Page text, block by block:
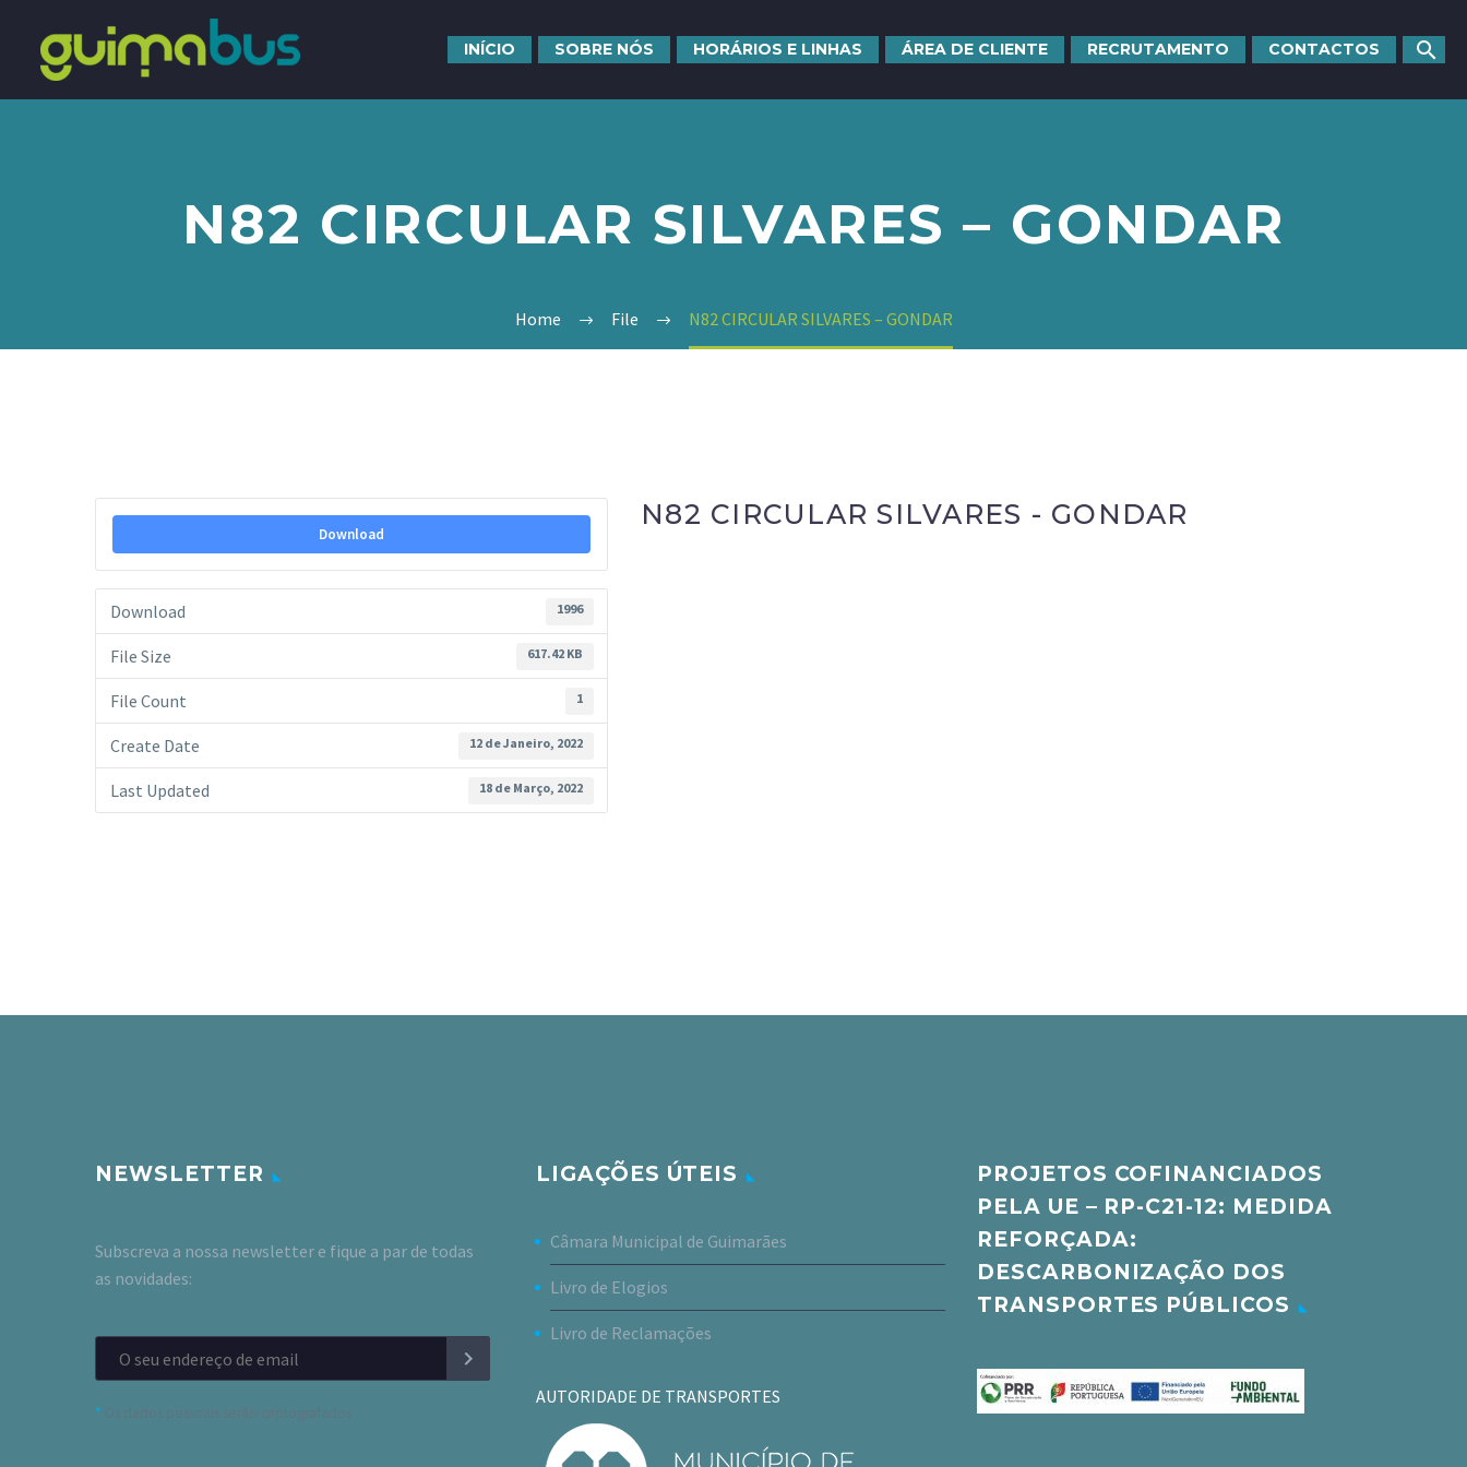
INÍCIO SOBRE NÓS HORÁRIOS E LINHAS ÁREA DE CLIENTE RECRUTAMENTO CONTACTOS
N82 CIRCULAR SILVARES – GONDAR
Home File N82 CIRCULAR SILVARES – GONDAR
Download
Download 1996
File Size 617.42 KB
File Count 1
Create Date 12 de Janeiro, 2022
Last Updated 18 de Março, 2022
N82 CIRCULAR SILVARES - GONDAR
NEWSLETTER
Subscreva a nossa newsletter e fique a par de todas
as novidades:
*
LIGAÇÕES ÚTEIS
Câmara Municipal de Guimarães
Livro de Elogios
Livro de Reclamações
AUTORIDADE DE TRANSPORTES
PROJETOS COFINANCIADOS
PELA UE – RP-C21-12: MEDIDA
REFORÇADA:
DESCARBONIZAÇÃO DOS
TRANSPORTES PÚBLICOS